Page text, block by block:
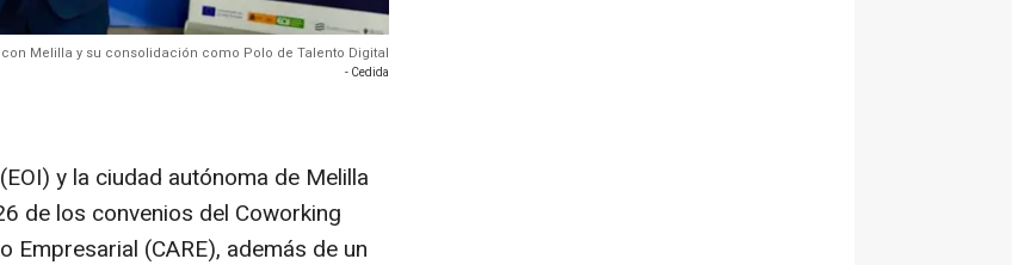
Melilla y su consolidación como Polo de Talento Digital
- Cedida
y la ciudad autónoma de Melilla
de los convenios del Coworking
Empresarial (CARE), además de un